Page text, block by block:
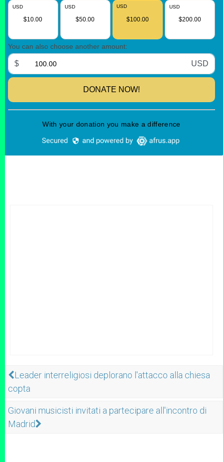
Leader interreligiosi deplorano l'attacco alla chiesa
copta
Giovani musicisti invitati a partecipare all'incontro di
Madrid